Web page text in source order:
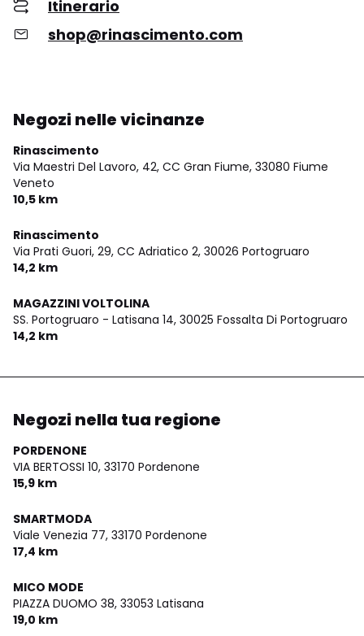
Itinerario
shop@rinascimento.com
Negozi nelle vicinanze
Rinascimento
Via Maestri Del Lavoro, 42, CC Gran Fiume, 33080 Fiume
Veneto
10,5 km
Rinascimento
Via Prati Guori, 29, CC Adriatico 2, 30026 Portogruaro
14,2 km
MAGAZZINI VOLTOLINA
SS. Portogruaro - Latisana 14, 30025 Fossalta Di Portogruaro
14,2 km
Negozi nella tua regione
PORDENONE
VIA BERTOSSI 10, 33170 Pordenone
15,9 km
SMARTMODA
Viale Venezia 77, 33170 Pordenone
17,4 km
MICO MODE
PIAZZA DUOMO 38, 33053 Latisana
19,0 km